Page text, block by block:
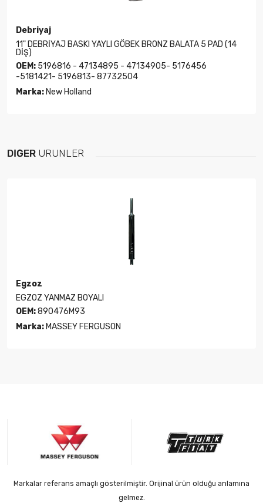
Debriyaj
11" DEBRİYAJ BASKI YAYLI GÖBEK BRONZ BALATA 5 PAD (14
DİŞ)
OEM: 5196816 - 47134895 - 47134905- 5176456
-5181421- 5196813- 87732504
Marka: New Holland
DIĞER ÜRÜNLER
Egzoz
EGZOZ YANMAZ BOYALI
OEM:890476M93
Marka: MASSEY FERGUSON
Markalar referans amaçlı gösterilmiştir. Orijinal ürün olduğu anlamına
gelmez.